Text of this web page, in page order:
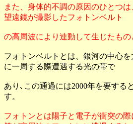
また、身体的不調の原因のひとつ
望遠鏡が撮影したフォトンベルト
の高周波により連動して生じたもの
フォトンベルトとは、銀河の中心を
に一周する際遭遇する光の帯で
あり､この通過には2000年を要する
す。
フォトンとは陽子と電子が衝突の